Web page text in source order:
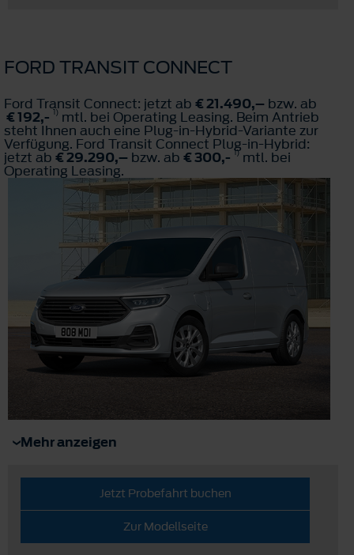
FORD TRANSIT CONNECT
Ford Transit Connect: jetzt ab € 21.490,– bzw. ab
€ 192,- 1) mtl. bei Operating Leasing. Beim Antrieb
steht Ihnen auch eine Plug-in-Hybrid-Variante zur
Verfügung. Ford Transit Connect Plug-in-Hybrid:
jetzt ab € 29.290,– bzw. ab € 300,- 1)mtl. bei
Operating Leasing.
Mehr anzeigen
Jetzt Probefahrt buchen
Zur Modellseite